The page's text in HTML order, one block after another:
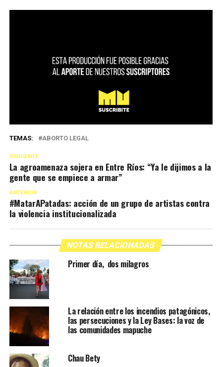
TEMAS: ABORTO LEGAL
SIGUIENTE
La agroamenaza sojera en Entre Ríos: “Ya le dijimos a la
gente que se empiece a armar”
ANTERIOR
#MatarAPatadas: acción de un grupo de artistas contra
la violencia institucionalizada
NOTAS RELACIONADAS
Primer día, dos milagros
La relación entre los incendios patagónicos,
las persecuciones y la Ley Bases: la voz de
las comunidades mapuche
Chau Bety